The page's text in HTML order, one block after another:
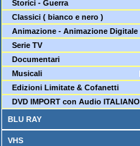
Storici - Guerra
Classici ( bianco e nero )
Animazione - Animazione Digitale
Serie TV
Documentari
Musicali
Edizioni Limitate & Cofanetti
DVD IMPORT con Audio ITALIANO
BLU RAY
VHS